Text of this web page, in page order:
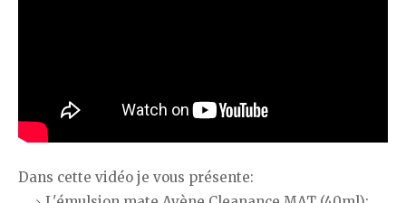
Dans cette vidéo je vous présente: